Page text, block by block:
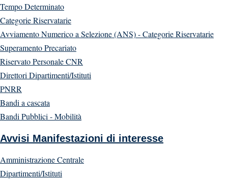
Tempo Determinato
Categorie Riservatarie
Avviamento Numerico a Selezione (ANS) - Categorie Riservatarie
Superamento Precariato
Riservato Personale CNR
Direttori Dipartimenti/Istituti
PNRR
Bandi a cascata
Bandi Pubblici - Mobilità
Avvisi Manifestazioni di interesse
Amministrazione Centrale
Dipartimenti/Istituti